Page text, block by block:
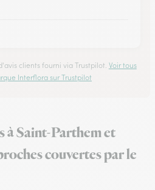
clients fourni via Trustpilot. Voir tous
Interflora sur Trustpilot
à Saint-Parthem et
couvertes par le